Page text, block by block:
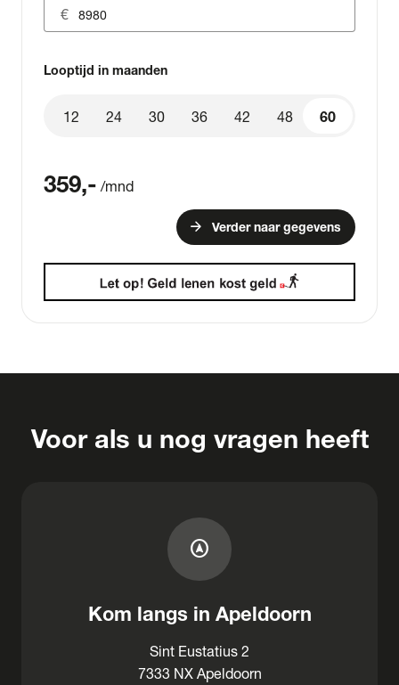
Looptijd in maanden
60
12 24 30 36 42 48 60
359,- /mnd
arrow_forward Verder naar gegevens
Voor als u nog vragen heeft
assistant_navigation
Kom langs in Apeldoorn
Sint Eustatius 2
7333 NX Apeldoorn